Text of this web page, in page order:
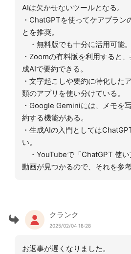
AIは欠かせないツールとなる。
・ChatGPTを使ってケアプラン
とを推奨。
・無料版でも十分に活用可能。
・Zoomの有料版を利用すると
成AIで要約できる。
・文字起こしや要約に特化した
類のアプリを使い分けている。
・Google Geminiには、メモを
約する機能がある。
・生成AIの入門としては
い。
・YouTubeで「ChatGPT 使
動画が見つかるので、それを参
クランク
2025/02/04 18:28
お返事が遅くなりました。